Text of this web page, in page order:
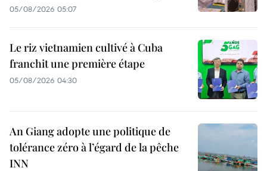
05/08/2026 05:07
Le riz vietnamien cultivé à Cuba
franchit une première étape
05/08/2026 04:30
An Giang adopte une politique de
tolérance zéro à l’égard de la pêche
INN